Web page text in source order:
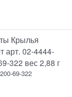
Крылья
арт. 02-4444-
322 вес 2,88 г
69-322